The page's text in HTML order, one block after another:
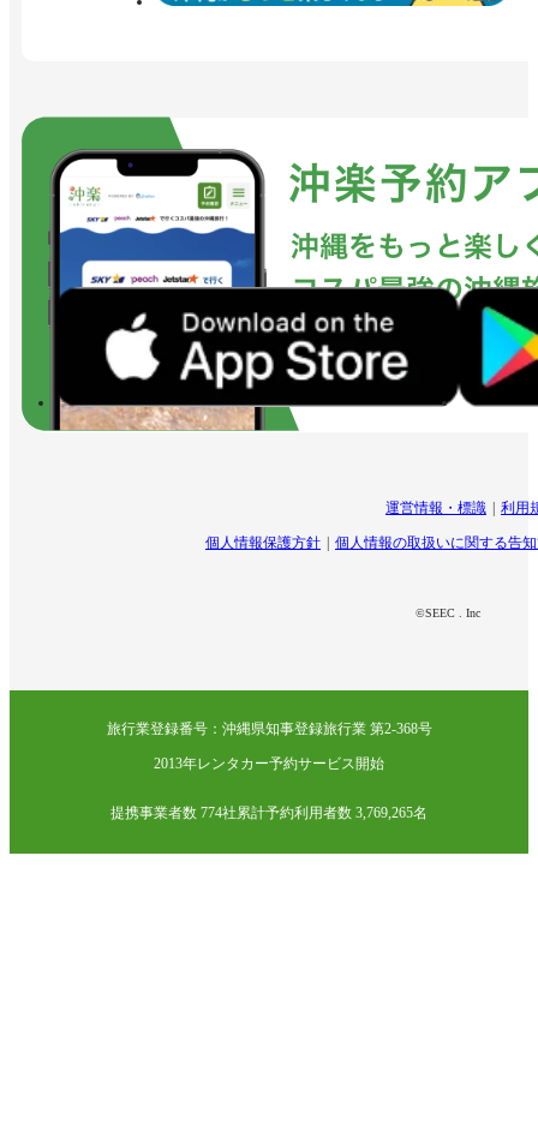
運営情報・標識 利用
個人情報保護方針 個人情報の取扱いに関する告
©SEEC . Inc
旅行業登録番号：沖縄県知事登録旅行業 第2-368号
2013年レンタカー予約サービス開始
提携事業者数 774社累計予約利用者数 3,769,265名